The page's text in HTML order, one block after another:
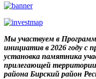
Мы участвуем в
инициатив в 2026 году с
установка памятника
прилегающей территории
района Бирский район